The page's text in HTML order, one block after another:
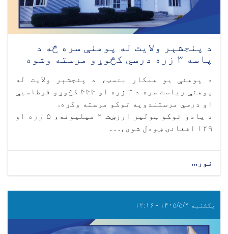
د پنجشېر ولایت له پوهنې سره څه د
پاسه ۳ زره درسي کڅوړو مرسته وشوه
د پوهنې یو همکار بنسټ، د پنجشېر ولایت له
پوهنې ریاست سره د ۳ زره او ۴۴۴ کڅوړو قرطاسیې
او درسي مرستندویه توکو مرسته وکړه.
د یادو توکو ټولیز ارزښت ۲ میلیونه، ۵ زره او
۱۲۹ افغانۍ ښودل شوی،. . .
نور...
یکشنبه ۱۴۰۵/۵/۴ - ۱۲:۱۶